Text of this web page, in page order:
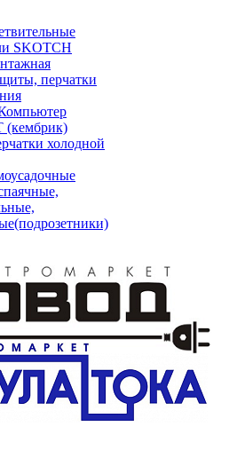
SKOTCH
перчатки
(кембрик)
холодной